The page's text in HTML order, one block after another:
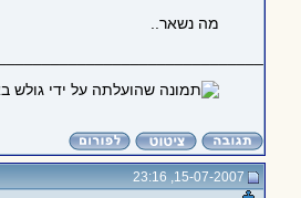
מה נשאר..
15-07-2007, 23:16